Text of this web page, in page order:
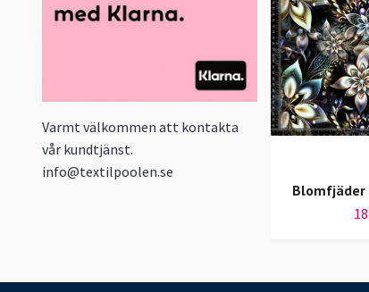
Varmt välkommen att kontakta
vår kundtjänst.
info@textilpoolen.se
Blomfjäder